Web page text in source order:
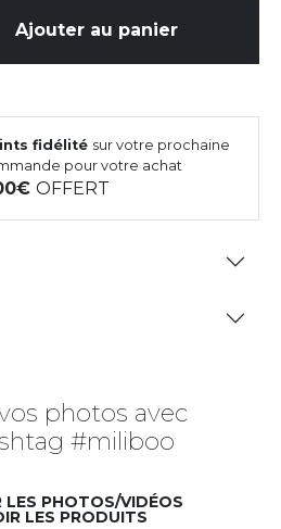
Ajouter au panier
fidélité sur votre prochaine
pour votre achat
OFFERT
photos avec
#miliboo
LES PHOTOS/VIDÉOS
LES PRODUITS